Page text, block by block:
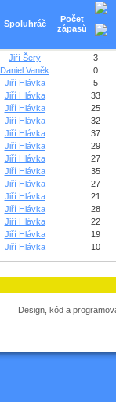
Spoluhráč
Počet
zápasů
Jiří Šerý 3
Daniel Vaněk 0
Jiří Hlávka 5
Jiří Hlávka 33
Jiří Hlávka 25
Jiří Hlávka 32
Jiří Hlávka 37
Jiří Hlávka 29
Jiří Hlávka 27
Jiří Hlávka 35
Jiří Hlávka 27
Jiří Hlávka 21
Jiří Hlávka 28
Jiří Hlávka 22
Jiří Hlávka 19
Jiří Hlávka 10
Design, kód a